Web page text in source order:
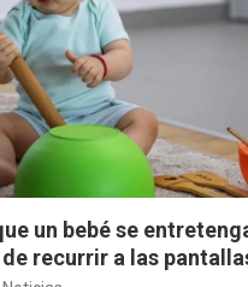
un bebé se
recurrir a las